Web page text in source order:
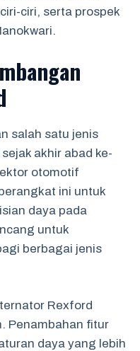
ciri, serta prospek
salah satu jenis
akhir abad ke-
otomotif
ini untuk
daya pada
untuk
berbagai jenis
Rexford
Penambahan fitur
daya yang lebih